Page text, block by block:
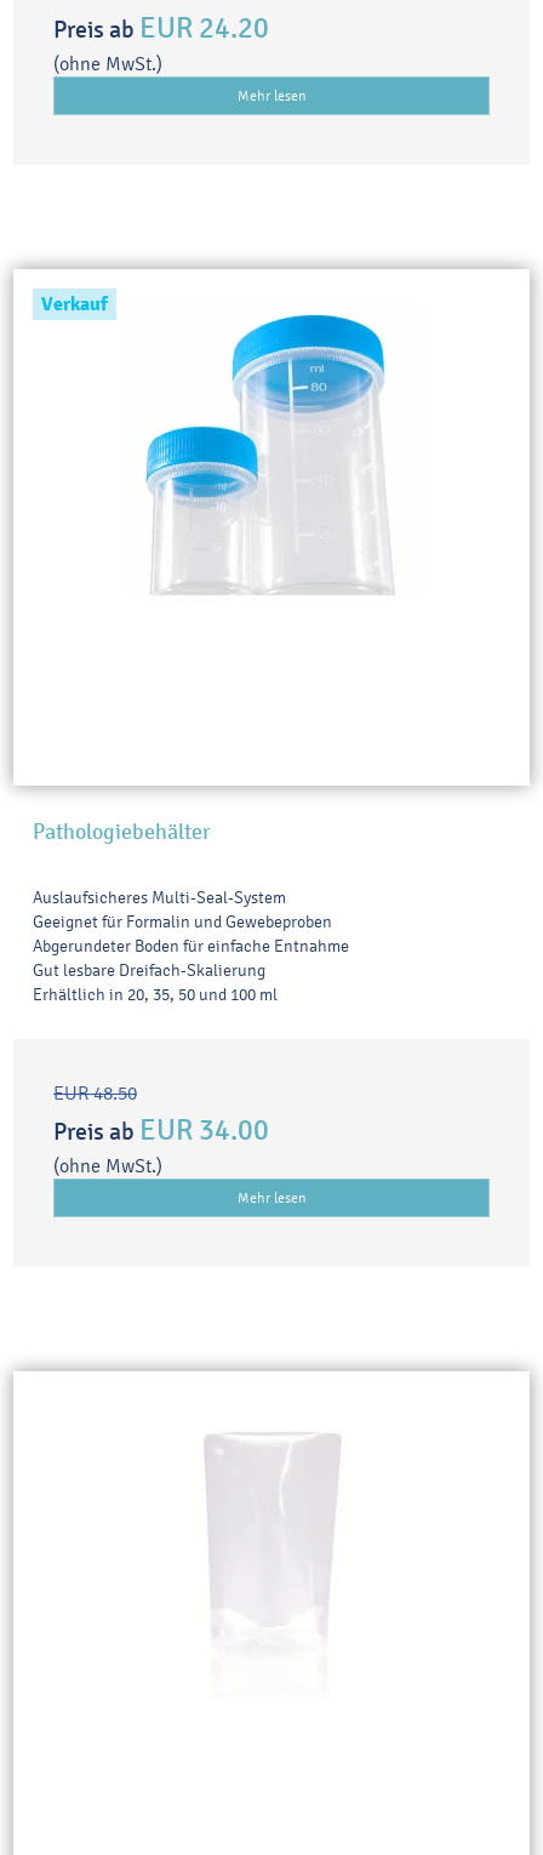
Preis ab EUR 24.20
(ohne MwSt.)
Mehr lesen
Verkauf
Pathologiebehälter
Auslaufsicheres Multi-Seal-System
Geeignet für Formalin und Gewebeproben
Abgerundeter Boden für einfache Entnahme
Gut lesbare Dreifach-Skalierung
Erhältlich in 20, 35, 50 und 100 ml
EUR 48.50
Preis ab EUR 34.00
(ohne MwSt.)
Mehr lesen